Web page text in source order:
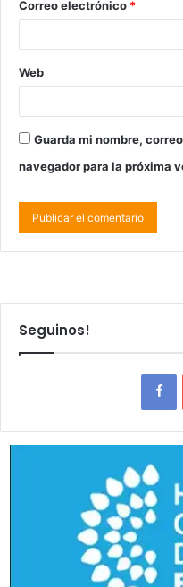
Correo electrónico *
Web
Guarda mi nombre,
navegador para la próxima
Seguinos!